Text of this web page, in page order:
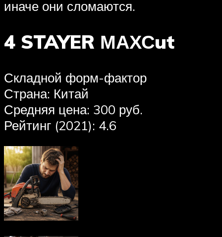
иначе они сломаются.
4 STAYER МАХСut
Складной форм-фактор
Страна: Китай
Средняя цена: 300 руб.
Рейтинг (2021): 4.6